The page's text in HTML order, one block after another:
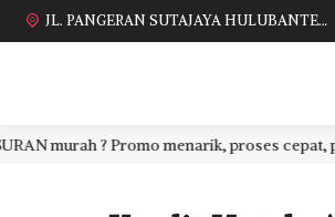
JL. PANGERAN SUTAJAYA HULUBANTENG LOR PABUARAN CIREBON TIMUR, Ds. Babakan gebang cirebon Gebang udik cirebon Ciledug cirebon Karang wareng cirebon
HONDA
DAFTAR HARGA
murah ? Promo menarik, proses cepat,